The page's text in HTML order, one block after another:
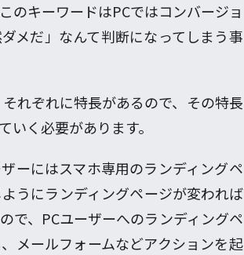
のキーワードはPCではコンバージョ
メだ」なんて判断になってしまう事
れぞれに特長があるので、その特長
く必要があります。
ーにはスマホ専用のランディングペ
うにランディングページが変われば
で、PCユーザーへのランディングペ
メールフォームなどアクションを起